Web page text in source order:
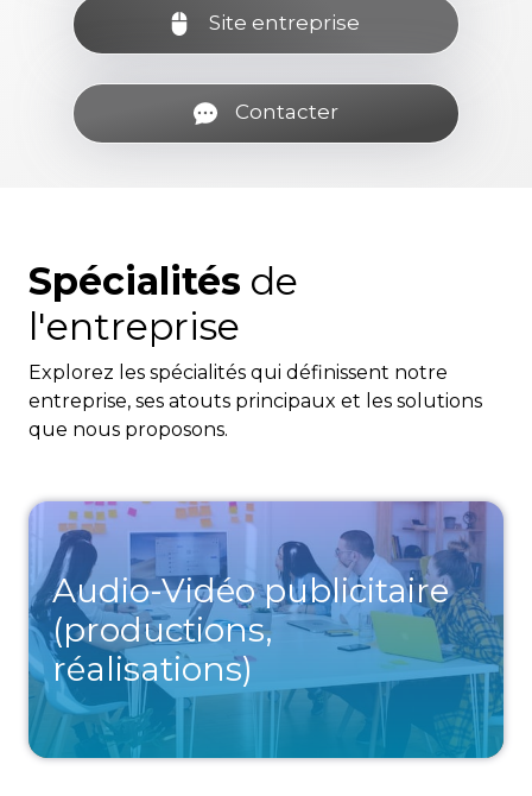
Site entreprise
Contacter
Spécialités de
l'entreprise
Explorez les spécialités qui définissent notre
entreprise, ses atouts principaux et les solutions
que nous proposons.
Audio-Vidéo publicitaire
(productions,
réalisations)